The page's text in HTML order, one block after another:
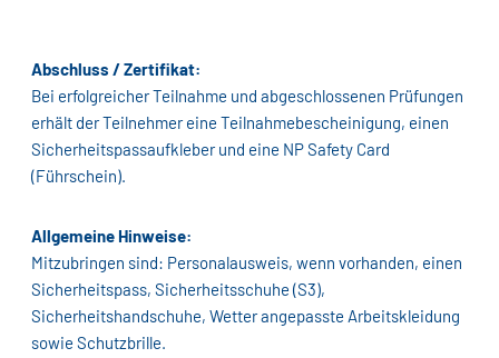
Abschluss / Zertifikat:
Bei erfolgreicher Teilnahme und abgeschlossenen Prüfungen
erhält der Teilnehmer eine Teilnahmebescheinigung, einen
Sicherheitspassaufkleber und eine NP Safety Card
(Führschein).
Allgemeine Hinweise:
Mitzubringen sind: Personalausweis, wenn vorhanden, einen
Sicherheitspass, Sicherheitsschuhe (S3),
Sicherheitshandschuhe, Wetter angepasste Arbeitskleidung
sowie Schutzbrille.